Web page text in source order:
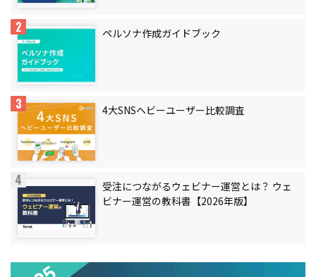
ペルソナ作成ガイドブック
4大SNSヘビーユーザー比較調査
受注につながるウェビナー運営とは？ ウェ
ビナー運営の教科書【2026年版】